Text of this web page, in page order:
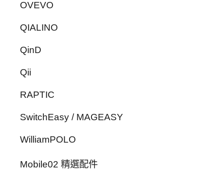
OVEVO
QIALINO
QinD
Qii
RAPTIC
SwitchEasy / MAGEASY
WilliamPOLO
Mobile02 精選配件